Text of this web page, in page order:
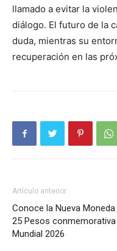
llamado a evitar la
diálogo. El futuro de la
duda, mientras su
recuperación en las
Artículo anterior
Conoce la Nueva Moneda
25 Pesos conmemorativa
Mundial 2026